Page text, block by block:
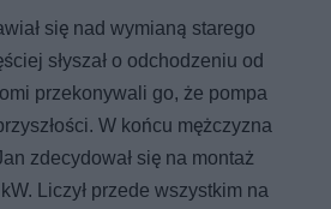
się nad wymianą starego
słyszał o odchodzeniu od
przekonywali go, że pompa
W końcu mężczyzna
zdecydował się na montaż
Liczył przede wszystkim na